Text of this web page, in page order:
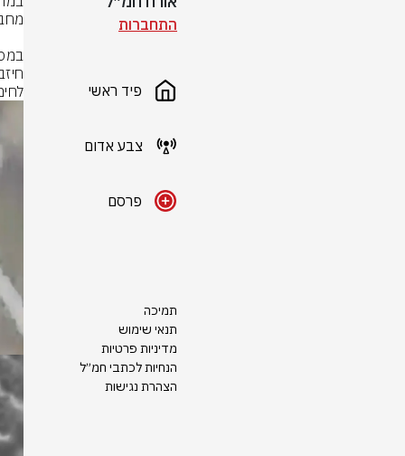
התחברות
פיד ראשי
צבע אדום
פרסם
תמיכה
תנאי שימוש
מדיניות פרטיות
הנחיות לכתבי חמ״ל
הצהרת נגישות